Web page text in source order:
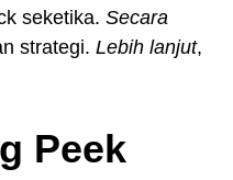
seketika. Secara
strategi. Lebih lanjut,
Peek